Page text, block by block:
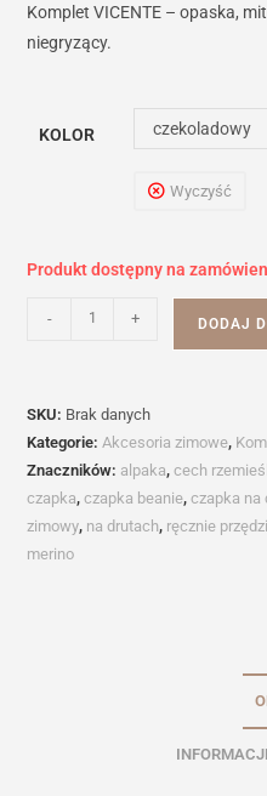
Komplet VICENTE – opaska,
niegryzący.
KOLOR czekoladowy
Wyczyść
Produkt dostępny na
VICENTE
- + DODAJ
SKU: Brak danych
Kategorie: Akcesoria zimowe,
Znaczników: alpaka,cech
czapka,czapka beanie,czapka na
zimowy, na drutach, ręcznie
merino